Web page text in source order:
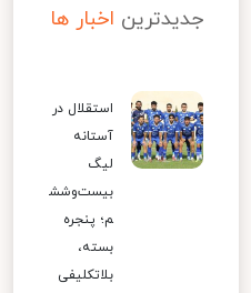
جدیدترین اخبار ها
استقلال در
آستانه
لیگ
بیست‌وشش
م؛ پنجره
بسته،
بلاتکلیفی